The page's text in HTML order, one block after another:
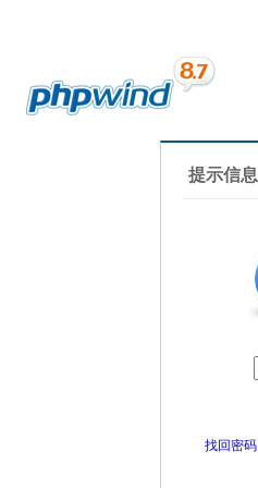
提示信息
找回密码